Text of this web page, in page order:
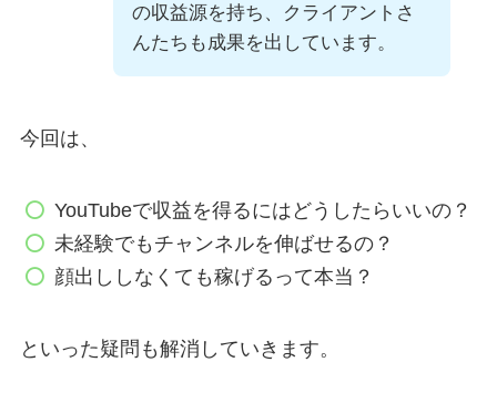
の収益源を持ち、クライアントさ
んたちも成果を出しています。
今回は、
YouTubeで収益を得るにはどうしたらいいの？
未経験でもチャンネルを伸ばせるの？
顔出ししなくても稼げるって本当？
といった疑問も解消していきます。